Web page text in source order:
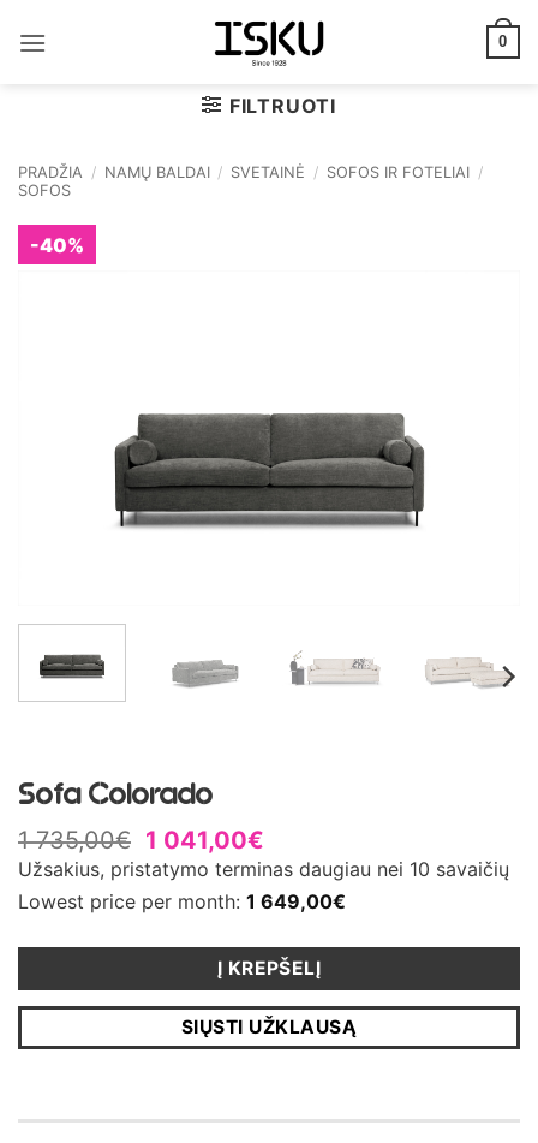
0
FILTRUOTI
PRADŽIA / NAMŲ BALDAI / SVETAINĖ / SOFOS IR FOTELIAI /
SOFOS
-40%
Sofa Colorado
1 735,00€ 1 041,00€
Užsakius, pristatymo terminas daugiau nei 10 savaičių
Lowest price per month: 1 649,00€
Į KREPŠELĮ
SIŲSTI UŽKLAUSĄ